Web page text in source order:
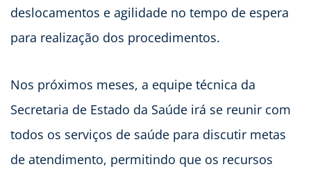
deslocamentos e agilidade no tempo de espera
para realização dos procedimentos.
Nos próximos meses, a equipe técnica da
Secretaria de Estado da Saúde irá se reunir com
todos os serviços de saúde para discutir metas
de atendimento, permitindo que os recursos